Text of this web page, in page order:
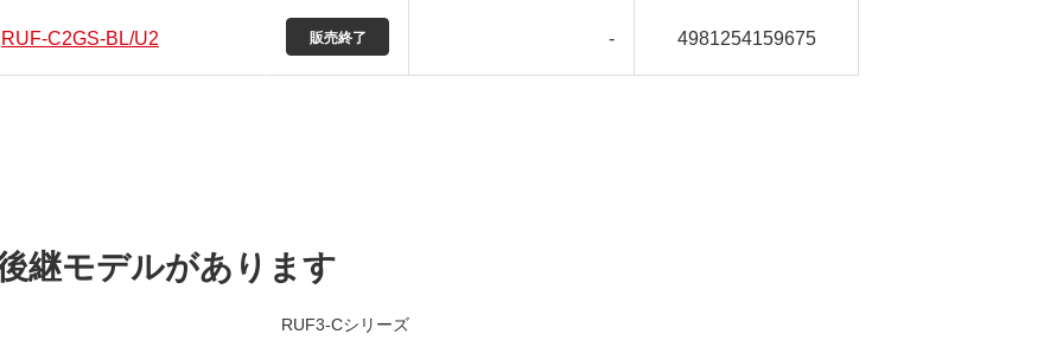
RUF-C2GS-BL/U2 - 4981254159675
継モデルがあります
RUF3-Cシリーズ